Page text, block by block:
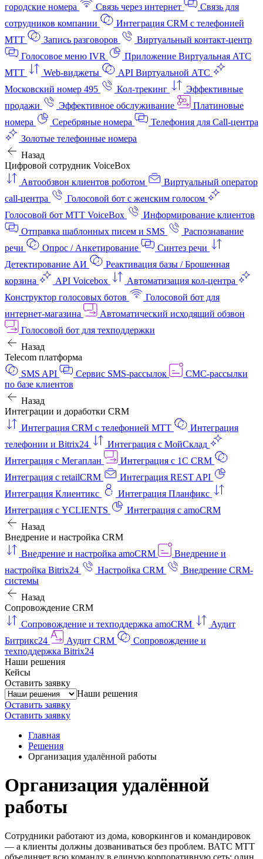
городские номера
Связь через интернет
Связь для
сотрудников компании
Интеграция CRM с телефонией
МТТ
Запись разговоров
Виртуальный контакт‑центр
Голосовое меню IVR
Приложение Виртуальная АТС
МТТ
Web-виджеты
API Виртуальной АТС
Московский номер 495
Кол-трекинг
Эффективные
продажи
Эффективное обслуживание
Платиновые
номера
Серебряные номера
Телефония для Call-центра
Золотые телефонные номера
Назад
Цифровой сотрудник VoiceBox
Автообзвон клиентов роботом
Виртуальный оператор
call-центра
Голосовой бот с женским голосом
Голосовой бот МТТ VoiceBox
Информирование клиентов
Отправка шаблонных писем и SMS
Распознавание
речи
Опрос / Анкетирование
Синтез речи
Детектирование АИ
Реактивация базы / Брошенная
корзина
API Voicebox
Автоматизация кол‑центра
Конструктор голосовых ботов
Голосовой бот для
интернет‑магазина
Автоматический исходящий обзвон
Голосовой бот для техподдержки
Назад
Telecom платформа
SMS API
Сервис SMS-рассылок
СМС-рассылки
по базе клиентов
Назад
Интеграции и доработки CRM
Интеграция CRM с телефонией МТТ
Интеграция
телефонии и Bitrix24
Интеграция с МойСклад
Интеграция с Мегаплан
Интеграция с 1C CRM
Интеграция с retailCRM
Интеграция REST API
Интеграция Клиентикс
Интеграция Планфикс
Интеграция с YCLIENTS
Интеграция с amoCRM
Назад
Внедрение и настройка CRM
Внедрение и настройка amoCRM
Внедрение и
настройка Bitrix24
Настройка CRM
Внедрение CRM-
системы
Назад
Сопровождение CRM
Сопровождение и техподдержка amoCRM
Аудит
Битрикс24
Аудит CRM
Сопровождение и
техподдержка Bitrix24
Наши решения
Кейсы
Оставить заявку
Наши решения
Оставить заявку
Оставить заявку
Главная
Решения
Организация удалённой работы
Организация удалённой
работы
Сотрудники работают из дома, коворкингов и командировок
— а клиенты должны дозваниваться без проблем. ВАТС МТТ
объединяет всю команду в единую корпоративную сеть: один